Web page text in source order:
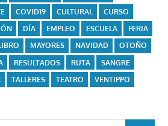
COVID19 CULTURAL
CURSO
DÍA EMPLEO ESCUELA
FERIA
MAYORES NAVIDAD
OTOÑO
RESULTADOS RUTA
SANGRE
TALLERES TEATRO
VENTIPPO